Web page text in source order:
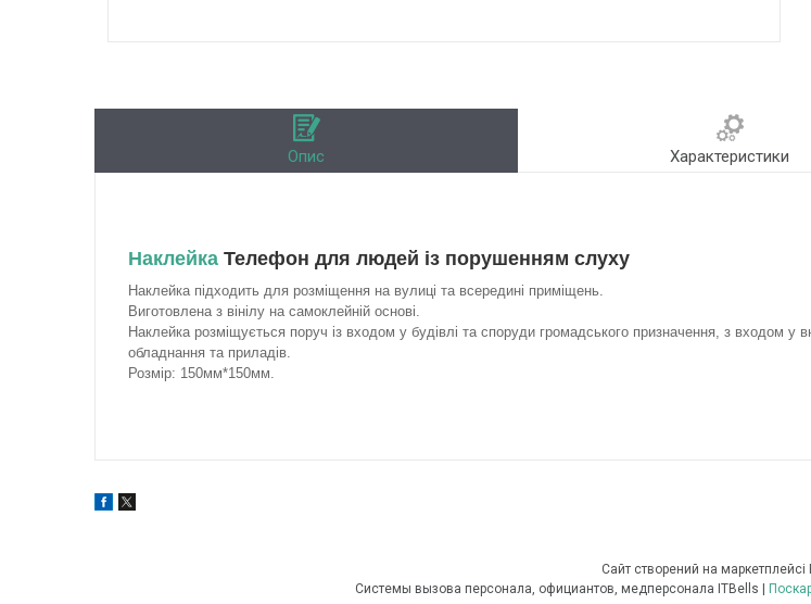
Опис Характеристики
Наклейка Телефон для людей із порушенням слуху
Наклейка підходить для розміщення на вулиці та всередині приміщень.
Виготовлена з вінілу на самоклейній основі.
Наклейка розміщується поруч із входом у будівлі та споруди громадського призначення, з входом у
обладнання та приладів.
Розмір: 150мм*150мм.
Сайт створений на маркетплейсі